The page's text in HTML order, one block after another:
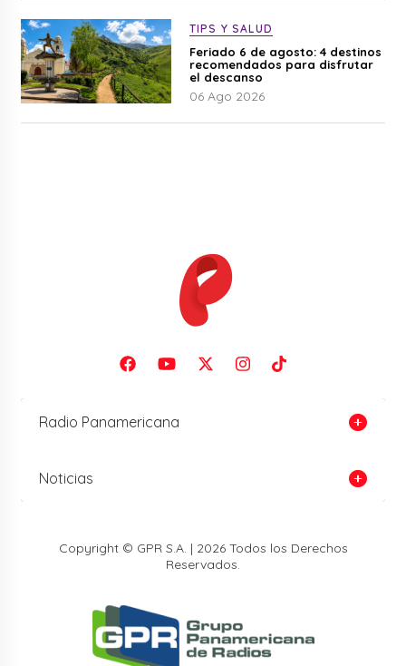
TIPS Y SALUD
Feriado 6 de agosto: 4 destinos
recomendados para disfrutar
el descanso
06 Ago 2026
Radio Panamericana
Noticias
Copyright © GPR S.A. | 2026 Todos los Derechos
Reservados.